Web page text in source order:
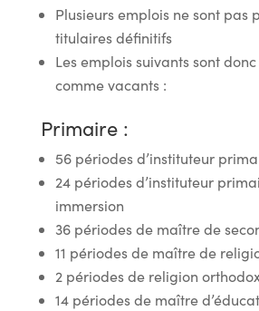
Plusieurs emplois ne sont pas
titulaires définitifs
Les emplois suivants sont
comme vacants :
Primaire :
56 périodes d’instituteur
24 périodes d’instituteur
immersion
36 périodes de maître de
11 périodes de maître de
2 périodes de religion
14 périodes de maître